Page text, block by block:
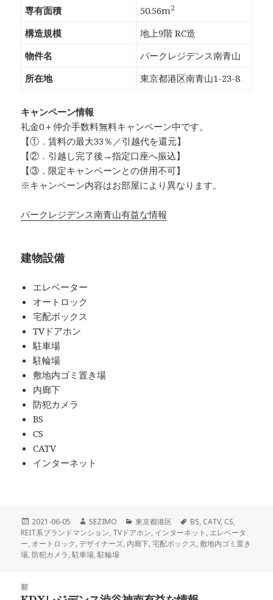
専有面積
50.56m2
構造規模
地上9階 RC造
物件名
パークレジデンス南青山
所在地
東京都港区南青山1-23-8
キャンペーン情報
礼金0＋仲介手数料無料キャンペーン中です。
【①．賃料の最大33％／引越代を還元】
【②．引越し完了後→指定口座へ振込】
【③．限定キャンペーンとの併用不可】
※キャンペーン内容はお部屋により異なります。
パークレジデンス南青山有益な情報
建物設備
エレベーター
オートロック
宅配ボックス
TVドアホン
駐車場
駐輪場
敷地内ゴミ置き場
内廊下
防犯カメラ
BS
CS
CATV
インターネット
投
稿
日:
2021-06-05
作
成
者
SEZIMO
カ
テ
ゴ
東京都港区
タ
グ
BS, CATV, CS,
REIT系ブランドマンション, TVドアホン, インターネット , エレベータ
ー, オートロック,デザイナーズ, 内廊下,宅配ボックス, 敷地内ゴミ置き
場,防犯カメラ,駐車場,駐輪場
前